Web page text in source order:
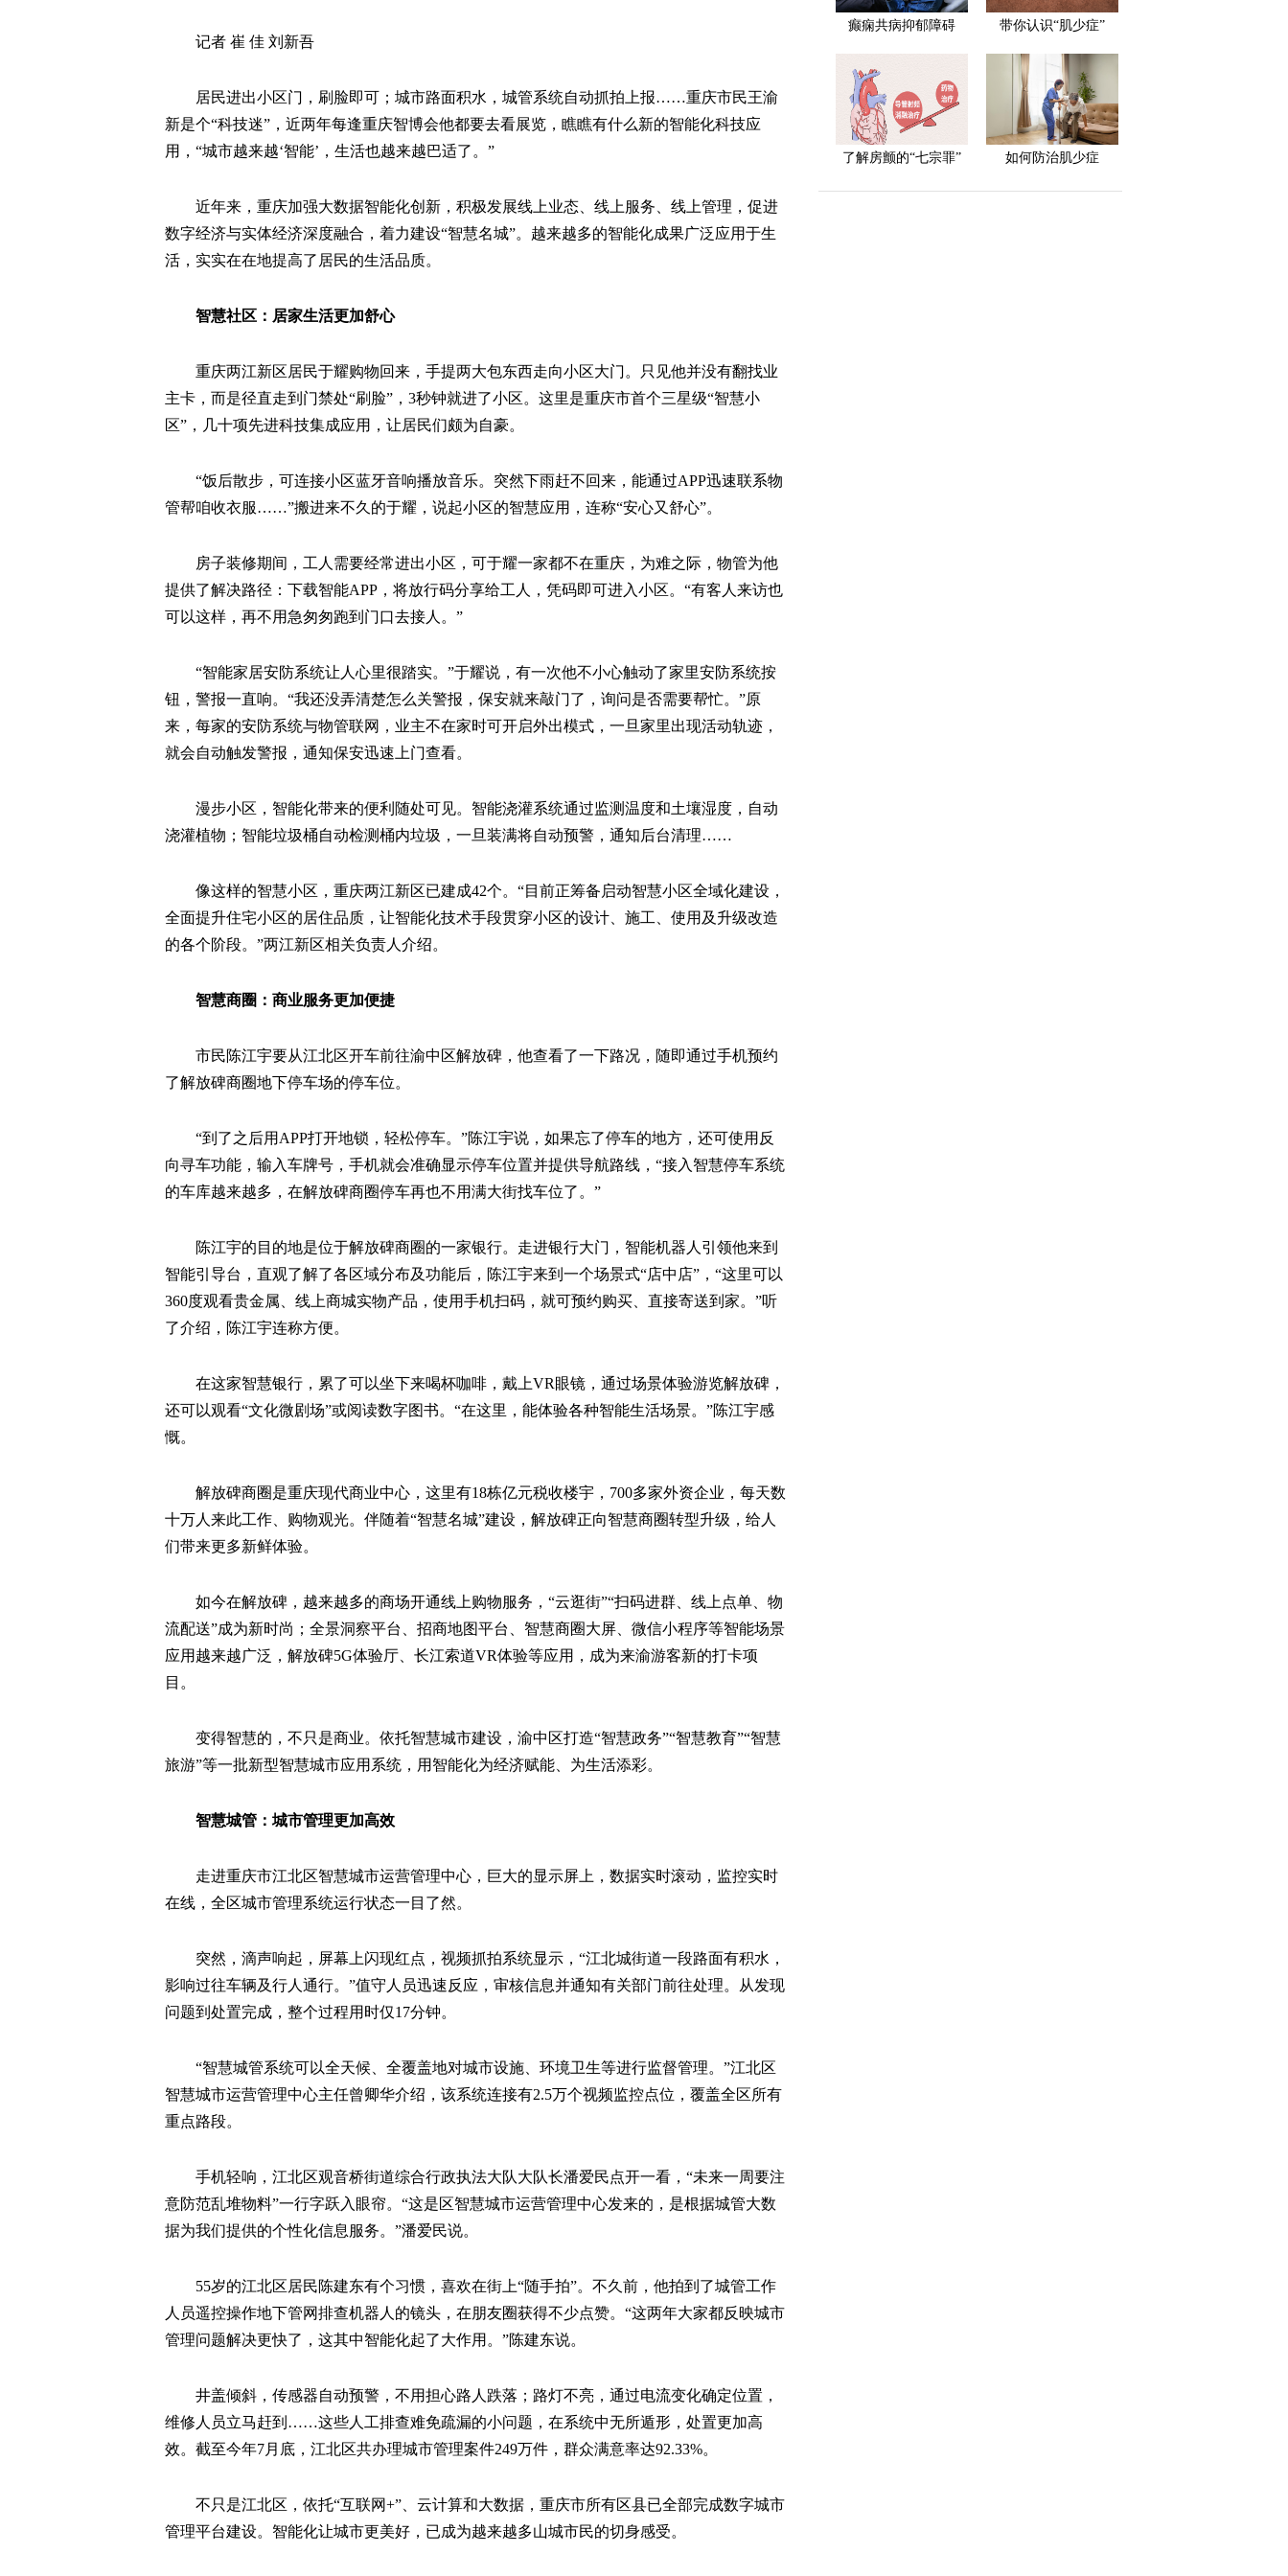
记者 崔 佳 刘新吾
居民进出小区门，刷脸即可；城市路面积水，城管系统自动抓拍上报……重庆市民王渝
新是个“科技迷”，近两年每逢重庆智博会他都要去看展览，瞧瞧有什么新的智能化科技应
用，“城市越来越‘智能’，生活也越来越巴适了。”
近年来，重庆加强大数据智能化创新，积极发展线上业态、线上服务、线上管理，促进
数字经济与实体经济深度融合，着力建设“智慧名城”。越来越多的智能化成果广泛应用于生
活，实实在在地提高了居民的生活品质。
智慧社区：居家生活更加舒心
重庆两江新区居民于耀购物回来，手提两大包东西走向小区大门。只见他并没有翻找业
主卡，而是径直走到门禁处“刷脸”，3秒钟就进了小区。这里是重庆市首个三星级“智慧小
区”，几十项先进科技集成应用，让居民们颇为自豪。
“饭后散步，可连接小区蓝牙音响播放音乐。突然下雨赶不回来，能通过APP迅速联系物
管帮咱收衣服……”搬进来不久的于耀，说起小区的智慧应用，连称“安心又舒心”。
房子装修期间，工人需要经常进出小区，可于耀一家都不在重庆，为难之际，物管为他
提供了解决路径：下载智能APP，将放行码分享给工人，凭码即可进入小区。“有客人来访也
可以这样，再不用急匆匆跑到门口去接人。”
“智能家居安防系统让人心里很踏实。”于耀说，有一次他不小心触动了家里安防系统按
钮，警报一直响。“我还没弄清楚怎么关警报，保安就来敲门了，询问是否需要帮忙。”原
来，每家的安防系统与物管联网，业主不在家时可开启外出模式，一旦家里出现活动轨迹，
就会自动触发警报，通知保安迅速上门查看。
漫步小区，智能化带来的便利随处可见。智能浇灌系统通过监测温度和土壤湿度，自动
浇灌植物；智能垃圾桶自动检测桶内垃圾，一旦装满将自动预警，通知后台清理……
像这样的智慧小区，重庆两江新区已建成42个。“目前正筹备启动智慧小区全域化建设，
全面提升住宅小区的居住品质，让智能化技术手段贯穿小区的设计、施工、使用及升级改造
的各个阶段。”两江新区相关负责人介绍。
智慧商圈：商业服务更加便捷
市民陈江宇要从江北区开车前往渝中区解放碑，他查看了一下路况，随即通过手机预约
了解放碑商圈地下停车场的停车位。
“到了之后用APP打开地锁，轻松停车。”陈江宇说，如果忘了停车的地方，还可使用反
向寻车功能，输入车牌号，手机就会准确显示停车位置并提供导航路线，“接入智慧停车系统
的车库越来越多，在解放碑商圈停车再也不用满大街找车位了。”
陈江宇的目的地是位于解放碑商圈的一家银行。走进银行大门，智能机器人引领他来到
智能引导台，直观了解了各区域分布及功能后，陈江宇来到一个场景式“店中店”，“这里可以
360度观看贵金属、线上商城实物产品，使用手机扫码，就可预约购买、直接寄送到家。”听
了介绍，陈江宇连称方便。
在这家智慧银行，累了可以坐下来喝杯咖啡，戴上VR眼镜，通过场景体验游览解放碑，
还可以观看“文化微剧场”或阅读数字图书。“在这里，能体验各种智能生活场景。”陈江宇感
慨。
解放碑商圈是重庆现代商业中心，这里有18栋亿元税收楼宇，700多家外资企业，每天数
十万人来此工作、购物观光。伴随着“智慧名城”建设，解放碑正向智慧商圈转型升级，给人
们带来更多新鲜体验。
如今在解放碑，越来越多的商场开通线上购物服务，“云逛街”“扫码进群、线上点单、物
流配送”成为新时尚；全景洞察平台、招商地图平台、智慧商圈大屏、微信小程序等智能场景
应用越来越广泛，解放碑5G体验厅、长江索道VR体验等应用，成为来渝游客新的打卡项
目。
变得智慧的，不只是商业。依托智慧城市建设，渝中区打造“智慧政务”“智慧教育”“智慧
旅游”等一批新型智慧城市应用系统，用智能化为经济赋能、为生活添彩。
智慧城管：城市管理更加高效
走进重庆市江北区智慧城市运营管理中心，巨大的显示屏上，数据实时滚动，监控实时
在线，全区城市管理系统运行状态一目了然。
突然，滴声响起，屏幕上闪现红点，视频抓拍系统显示，“江北城街道一段路面有积水，
影响过往车辆及行人通行。”值守人员迅速反应，审核信息并通知有关部门前往处理。从发现
问题到处置完成，整个过程用时仅17分钟。
“智慧城管系统可以全天候、全覆盖地对城市设施、环境卫生等进行监督管理。”江北区
智慧城市运营管理中心主任曾卿华介绍，该系统连接有2.5万个视频监控点位，覆盖全区所有
重点路段。
手机轻响，江北区观音桥街道综合行政执法大队大队长潘爱民点开一看，“未来一周要注
意防范乱堆物料”一行字跃入眼帘。“这是区智慧城市运营管理中心发来的，是根据城管大数
据为我们提供的个性化信息服务。”潘爱民说。
55岁的江北区居民陈建东有个习惯，喜欢在街上“随手拍”。不久前，他拍到了城管工作
人员遥控操作地下管网排查机器人的镜头，在朋友圈获得不少点赞。“这两年大家都反映城市
管理问题解决更快了，这其中智能化起了大作用。”陈建东说。
井盖倾斜，传感器自动预警，不用担心路人跌落；路灯不亮，通过电流变化确定位置，
维修人员立马赶到……这些人工排查难免疏漏的小问题，在系统中无所遁形，处置更加高
效。截至今年7月底，江北区共办理城市管理案件249万件，群众满意率达92.33%。
不只是江北区，依托“互联网+”、云计算和大数据，重庆市所有区县已全部完成数字城市
管理平台建设。智能化让城市更美好，已成为越来越多山城市民的切身感受。
癫痫共病抑郁障碍 带你认识“肌少症”
了解房颤的“七宗罪” 如何防治肌少症